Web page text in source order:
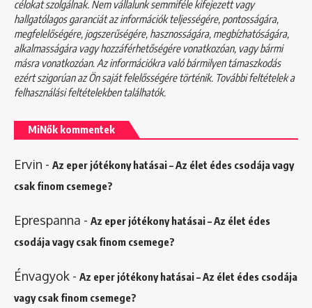
célokat szolgálnak. Nem vállalunk semmiféle kifejezett vagy
hallgatólagos garanciát az információk teljességére, pontosságára,
megfelelőségére, jogszerűségére, hasznosságára, megbízhatóságára,
alkalmasságára vagy hozzáférhetőségére vonatkozóan, vagy bármi
másra vonatkozóan. Az információkra való bármilyen támaszkodás
ezért szigorúan az Ön saját felelősségére történik. További feltételek a
felhasználási feltételekbentalálhatók.
MiNők kommentek
Ervin - Az eper jótékony hatásai – Az élet édes csodája vagy
csak finom csemege?
Eprespanna - Az eper jótékony hatásai – Az élet édes
csodája vagy csak finom csemege?
Énvagyok - Az eper jótékony hatásai – Az élet édes csodája
vagy csak finom csemege?